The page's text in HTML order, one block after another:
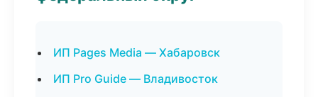
ИП Pages Media — Хабаровск
ИП Pro Guide — Владивосток